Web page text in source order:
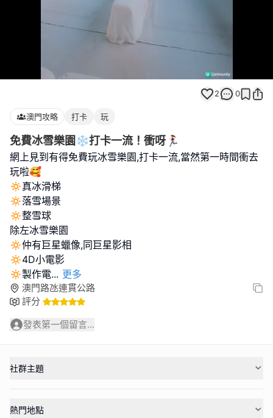
100.00%
2 0
澳門攻略 打卡 玩
免費冰雪樂園❄️打卡一流！衝呀🏃‍♀️
網上見到有得免費玩冰雪樂園,打卡一流,當然第一時間衝去
玩啦🥰
🔅真冰滑梯
🔅落雪場景
🔅整雪球
除左冰雪樂園
🔅仲有巨星蠟像,同巨星影相
🔅4D小電影
🔅製作電... 更多
澳門路氹連貫公路
評分
發表第一個留言...
社群主題
熱門地點